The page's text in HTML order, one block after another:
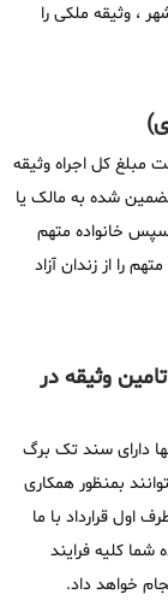
، وثیقه ملکی را
مبلغ کل اجراه وثیقه
شده به مالک یا
سپس خانواده متهم
را از زندان آزاد
وثیقه در
دارای سند تک برگ
بمنظور همکاری
اول قرارداد با ما
شما کلیه فرایند
خواهد داد.